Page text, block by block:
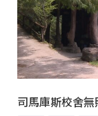
司馬庫斯校舍